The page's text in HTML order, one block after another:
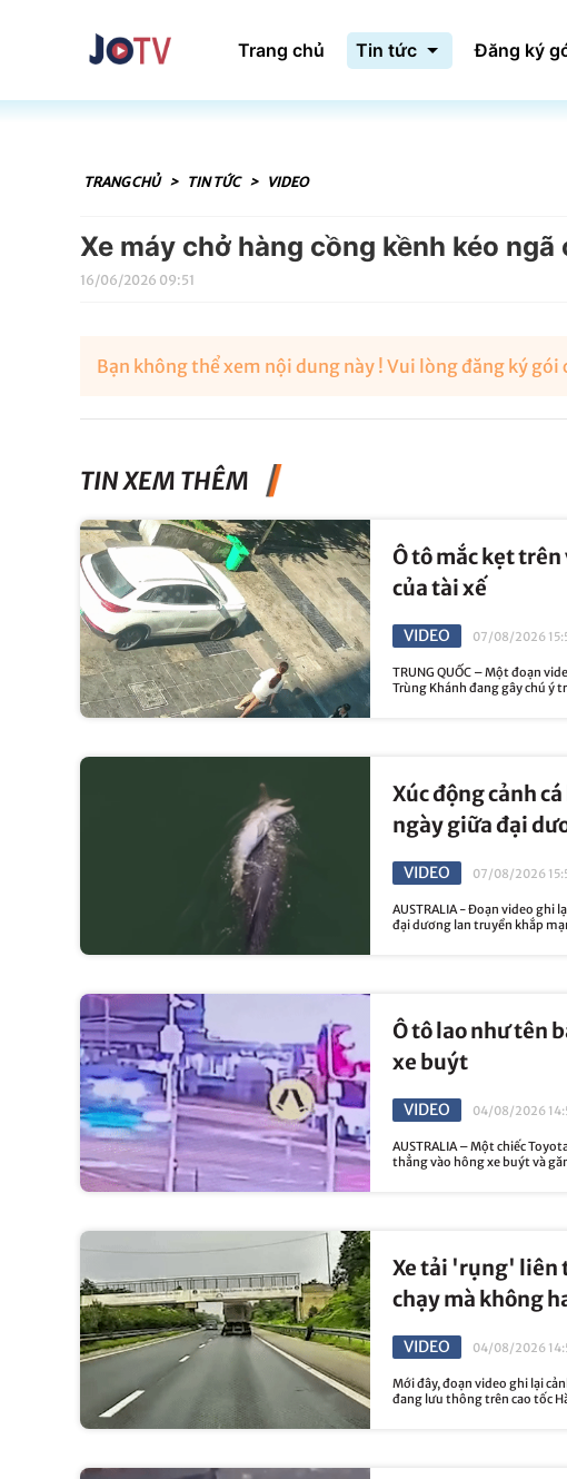
Trang chủ Tin tức Đăng ký
TRANG CHỦ > TIN TỨC > VIDEO
Xe máy chở hàng cồng kềnh kéo
16/06/2026 09:51
Bạn không thể xem nội dung này ! Vui lòng đăng ký gói
TIN XEM THÊM
Ô tô mắc kẹt
của tài xế
VIDEO 07/08/2026
TRUNG QUỐC – Một đoạn
Trùng Khánh đang gây chú ý
Xúc động cảnh
ngày giữa đại
VIDEO 07/08/2026
AUSTRALIA - Đoạn video ghi
đại dương lan truyền khắp
Ô tô lao như tên
xe buýt
VIDEO 04/08/2026
AUSTRALIA – Một chiếc
thẳng vào hông xe buýt và
Xe tải 'rụng' liên
chạy mà không
VIDEO 04/08/2026
Mới đây, đoạn video ghi lại
đang lưu thông trên cao tốc